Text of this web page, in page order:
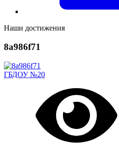
Наши достижения
8a986f71
ГБДОУ №20